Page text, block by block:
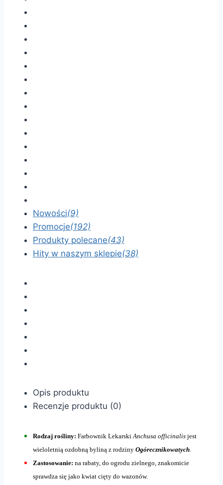
Nowości(9)
Promocje(192)
Produkty polecane(43)
Hity w naszym sklepie(38)
Opis produktu
Recenzje produktu (0)
Rodzaj rośliny: Farbownik Lekarski Anchusa officinalis jest
wieloletnią ozdobną byliną z rodziny Ogórecznikowatych
Zastosowanie: na rabaty, do ogrodu zielnego, znakomicie
sprawdza się jako kwiat cięty do wazonów.